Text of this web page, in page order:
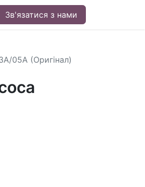
Зв'язатися з нами
05A (Оригінал)